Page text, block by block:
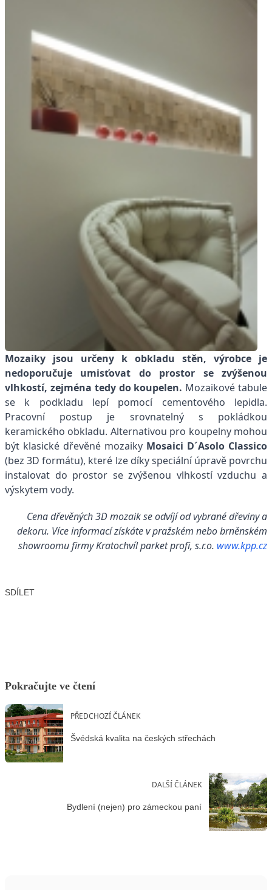
Mozaiky jsou určeny k obkladu stěn, výrobce je
nedoporučuje umisťovat do prostor se zvýšenou
vlhkostí, zejména tedy do koupelen. Mozaikové tabule
se k podkladu lepí pomocí cementového lepidla.
Pracovní postup je srovnatelný s pokládkou
keramického obkladu. Alternativou pro koupelny mohou
být klasické dřevěné mozaiky Mosaici D´Asolo Classico
(bez 3D formátu), které lze díky speciální úpravě povrchu
instalovat do prostor se zvýšenou vlhkostí vzduchu a
výskytem vody.
Cena dřevěných 3D mozaik se odvíjí od vybrané dřeviny a
dekoru. Více informací získáte v pražském nebo brněnském
showroomu firmy Kratochvíl parket profi, s.r.o. www.kpp.cz
SDÍLET
Pokračujte ve čtení
PŘEDCHOZÍ ČLÁNEK
Švédská kvalita na českých střechách
DALŠÍ ČLÁNEK
Bydlení (nejen) pro zámeckou paní